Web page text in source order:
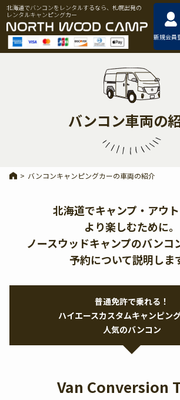
北海道でバンコンをレンタルするなら、札幌出発の
レンタルキャンピングカー
新規会員
バンコン車両の
> バンコンキャンピングカーの車両の紹介
北海道でキャンプ・アウ
より楽しむために。
ノースウッドキャンプのバンコ
予約について説明しま
普通免許で乗れる！
ハイエースカスタムキャンピン
人気のバンコン
Van Conversion